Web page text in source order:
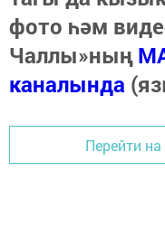
фото һәм
Чаллы»ның
каналында
Перейти